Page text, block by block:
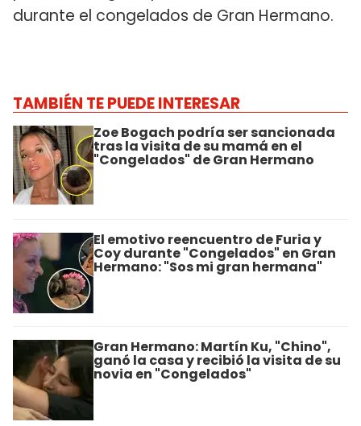
durante el congelados de Gran Hermano.
TAMBIÉN TE PUEDE INTERESAR
Zoe Bogach podría ser sancionada
tras la visita de su mamá en el
"Congelados" de Gran Hermano
El emotivo reencuentro de Furia y
Coy durante "Congelados" en Gran
Hermano: "Sos mi gran hermana"
Gran Hermano: Martín Ku, "Chino",
ganó la casa y recibió la visita de su
novia en "Congelados"